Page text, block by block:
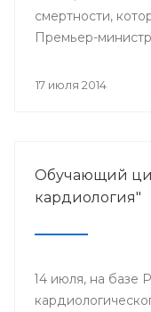
смертности,
Премьер-
17 июля 2014
Обучающий
кардиология"
14 июля, на базе